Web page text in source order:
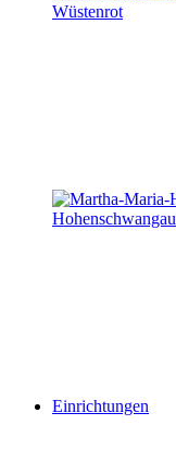
Wüstenrot
Hohenschwangau
Einrichtungen